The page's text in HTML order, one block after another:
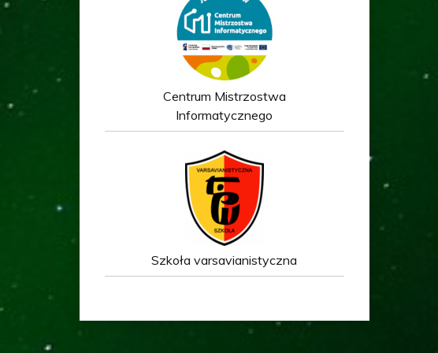
Centrum Mistrzostwa
Informatycznego
Szkoła varsavianistyczna